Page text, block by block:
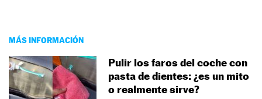
MÁS INFORMACIÓN
Pulir los faros del coche con
pasta de dientes: ¿es un mito
o realmente sirve?